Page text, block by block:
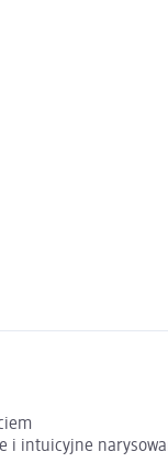
i intuicyjne